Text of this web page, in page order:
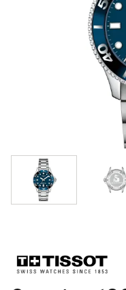
Neu
Mehr erfahren:
Rolex